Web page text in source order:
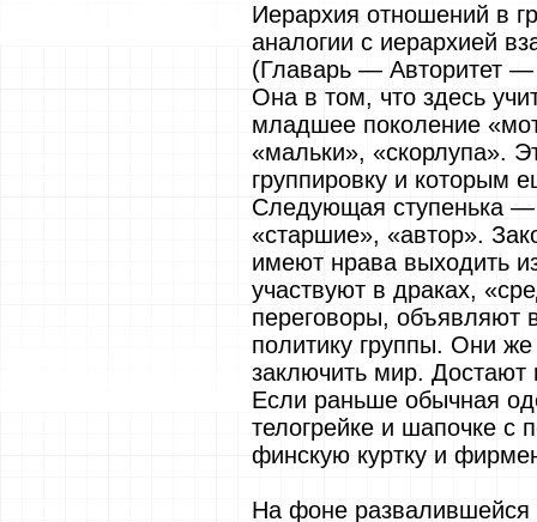
Иерархия отношений в
аналогии с иерархией
(Главарь — Авторитет
Она в том, что здесь
младшее поколение
«мальки», «скорлупа».
группировку и которым
Следующая ступенька
«старшие», «автор».
имеют нрава выходить
участвуют в драках,
переговоры, объявляют
политику группы. Они
заключить мир.
Если раньше обычная
телогрейке и шапочке с
финскую куртку и
На фоне